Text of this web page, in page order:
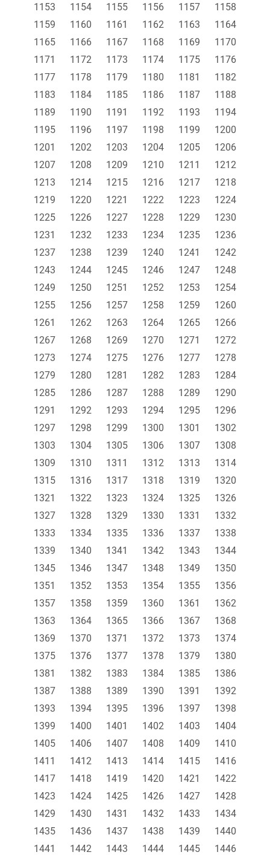
1153 1154 1155 1156 1157
1158
1159
1160 1161 1162 1163
1164
1165
1166 1167 1168 1169
1170
1171
1172 1173 1174 1175
1176
1177
1178 1179 1180 1181
1182
1183
1184 1185 1186 1187
1188
1189
1190 1191 1192 1193
1194
1195
1196 1197 1198 1199
1200
1201
1202 1203 1204 1205
1206
1207
1208 1209 1210 1211
1212
1213
1214 1215 1216 1217
1218
1219
1220 1221 1222 1223
1224
1225
1226 1227 1228 1229
1230
1231
1232 1233 1234 1235
1236
1237
1238 1239 1240 1241
1242
1243
1244 1245 1246 1247
1248
1249
1250 1251 1252 1253
1254
1255
1256 1257 1258 1259
1260
1261
1262 1263 1264 1265
1266
1267
1268 1269 1270 1271
1272
1273
1274 1275 1276 1277
1278
1279
1280 1281 1282 1283
1284
1285
1286 1287 1288 1289
1290
1291
1292 1293 1294 1295
1296
1297
1298 1299 1300 1301
1302
1303
1304 1305 1306 1307
1308
1309
1310 1311 1312 1313
1314
1315
1316 1317 1318 1319
1320
1321
1322 1323 1324 1325
1326
1327
1328 1329 1330 1331
1332
1333
1334 1335 1336 1337
1338
1339
1340 1341 1342 1343
1344
1345
1346 1347 1348 1349
1350
1351
1352 1353 1354 1355
1356
1357
1358 1359 1360 1361
1362
1363
1364 1365 1366 1367
1368
1369
1370 1371 1372 1373
1374
1375
1376 1377 1378 1379
1380
1381
1382 1383 1384 1385
1386
1387
1388 1389 1390 1391
1392
1393
1394 1395 1396 1397
1398
1399
1400 1401 1402 1403
1404
1405
1406 1407 1408 1409
1410
1411
1412 1413 1414 1415
1416
1417
1418 1419 1420 1421
1422
1423
1424 1425 1426 1427
1428
1429
1430 1431 1432 1433
1434
1435
1436 1437 1438 1439
1440
1441
1442 1443 1444 1445
1446